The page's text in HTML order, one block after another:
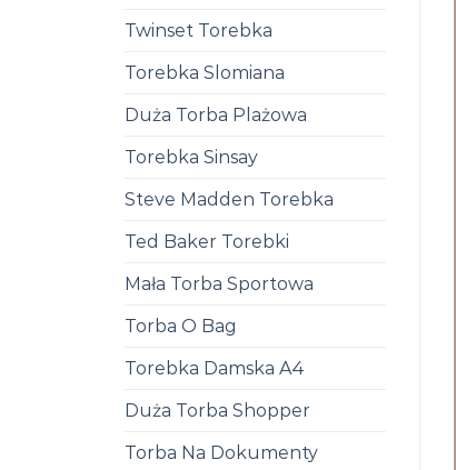
Twinset Torebka
Torebka Slomiana
Duża Torba Plażowa
Torebka Sinsay
Steve Madden Torebka
Ted Baker Torebki
Mała Torba Sportowa
Torba O Bag
Torebka Damska A4
Duża Torba Shopper
Torba Na Dokumenty